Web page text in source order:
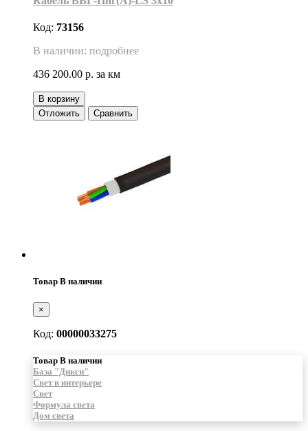
Код: 73156
В наличии: подробнее
436 200.00 р. за км
В корзину
Отложить
Сравнить
Товар В наличии
×
Код: 00000033275
Товар В наличии
База "Дикси"
Свет в интерьере
Свет
Формула света
Дом света